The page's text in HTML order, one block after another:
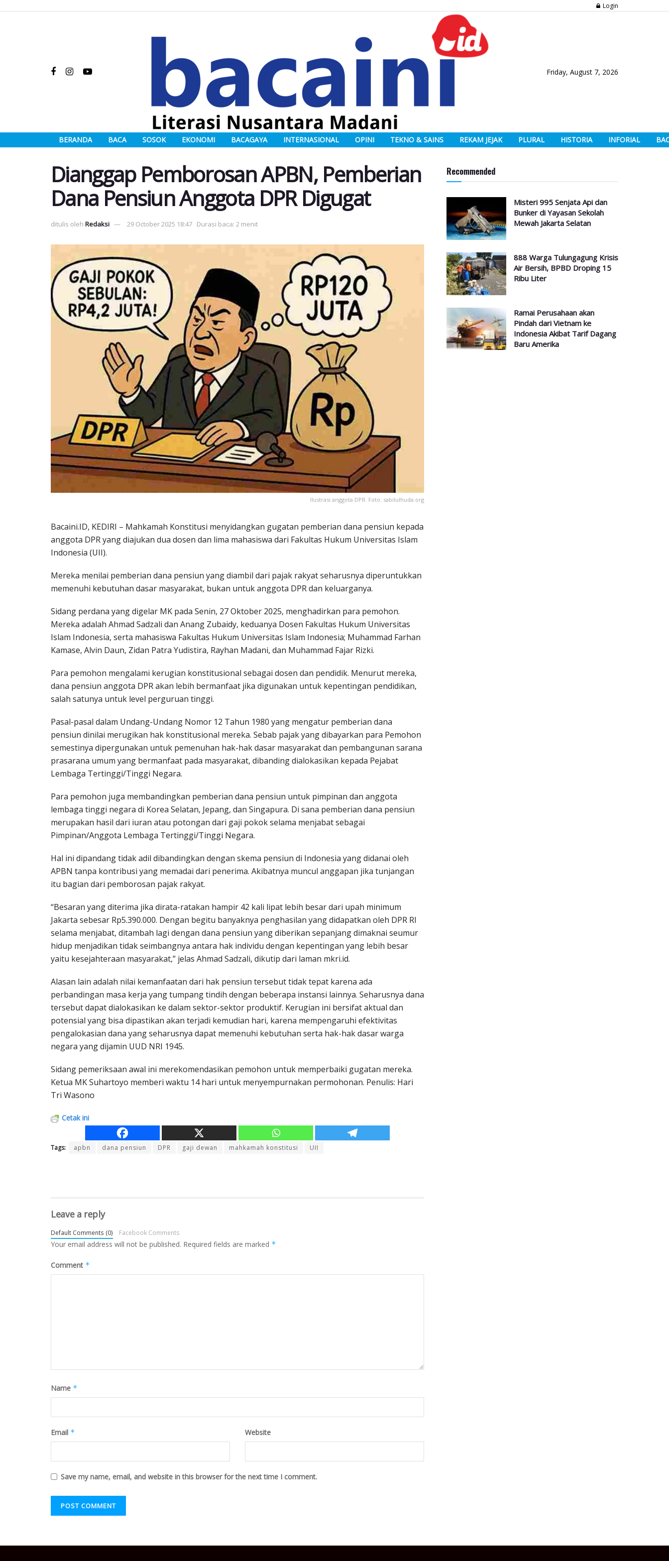
Login
Friday, August 7, 2026
BERANDA BACA SOSOK EKONOMI BACAGAYA INTERNASIONAL OPINI TEKNO & SAINS REKAM JEJAK PLURAL HISTORIA INFORIAL
Dianggap Pemborosan APBN, Pemberian
Dana Pensiun Anggota DPR Digugat
ditulis oleh Redaksi 29 October 2025 18:47 Durasi baca: 2 menit
Ilustrasi anggota DPR. Foto: sabilulhuda.org
Bacaini.ID, KEDIRI – Mahkamah Konstitusi menyidangkan gugatan pemberian dana pensiun kepada
anggota DPR yang diajukan dua dosen dan lima mahasiswa dari Fakultas Hukum Universitas Islam
Indonesia (UII).
Mereka menilai pemberian dana pensiun yang diambil dari pajak rakyat seharusnya diperuntukkan
memenuhi kebutuhan dasar masyarakat, bukan untuk anggota DPR dan keluarganya.
Sidang perdana yang digelar MK pada Senin, 27 Oktober 2025, menghadirkan para pemohon.
Mereka adalah Ahmad Sadzali dan Anang Zubaidy, keduanya Dosen Fakultas Hukum Universitas
Islam Indonesia, serta mahasiswa Fakultas Hukum Universitas Islam Indonesia; Muhammad Farhan
Kamase, Alvin Daun, Zidan Patra Yudistira, Rayhan Madani, dan Muhammad Fajar Rizki.
Para pemohon mengalami kerugian konstitusional sebagai dosen dan pendidik. Menurut mereka,
dana pensiun anggota DPR akan lebih bermanfaat jika digunakan untuk kepentingan pendidikan,
salah satunya untuk level perguruan tinggi.
Pasal-pasal dalam Undang-Undang Nomor 12 Tahun 1980 yang mengatur pemberian dana
pensiun dinilai merugikan hak konstitusional mereka. Sebab pajak yang dibayarkan para Pemohon
semestinya dipergunakan untuk pemenuhan hak-hak dasar masyarakat dan pembangunan sarana
prasarana umum yang bermanfaat pada masyarakat, dibanding dialokasikan kepada Pejabat
Lembaga Tertinggi/Tinggi Negara.
Para pemohon juga membandingkan pemberian dana pensiun untuk pimpinan dan anggota
lembaga tinggi negara di Korea Selatan, Jepang, dan Singapura. Di sana pemberian dana pensiun
merupakan hasil dari iuran atau potongan dari gaji pokok selama menjabat sebagai
Pimpinan/Anggota Lembaga Tertinggi/Tinggi Negara.
Hal ini dipandang tidak adil dibandingkan dengan skema pensiun di Indonesia yang didanai oleh
APBN tanpa kontribusi yang memadai dari penerima. Akibatnya muncul anggapan jika tunjangan
itu bagian dari pemborosan pajak rakyat.
“Besaran yang diterima jika dirata-ratakan hampir 42 kali lipat lebih besar dari upah minimum
Jakarta sebesar Rp5.390.000. Dengan begitu banyaknya penghasilan yang didapatkan oleh DPR RI
selama menjabat, ditambah lagi dengan dana pensiun yang diberikan sepanjang dimaknai seumur
hidup menjadikan tidak seimbangnya antara hak individu dengan kepentingan yang lebih besar
yaitu kesejahteraan masyarakat,” jelas Ahmad Sadzali, dikutip dari laman mkri.id.
Alasan lain adalah nilai kemanfaatan dari hak pensiun tersebut tidak tepat karena ada
perbandingan masa kerja yang tumpang tindih dengan beberapa instansi lainnya. Seharusnya dana
tersebut dapat dialokasikan ke dalam sektor-sektor produktif. Kerugian ini bersifat aktual dan
potensial yang bisa dipastikan akan terjadi kemudian hari, karena mempengaruhi efektivitas
pengalokasian dana yang seharusnya dapat memenuhi kebutuhan serta hak-hak dasar warga
negara yang dijamin UUD NRI 1945.
Sidang pemeriksaan awal ini merekomendasikan pemohon untuk memperbaiki gugatan mereka.
Ketua MK Suhartoyo memberi waktu 14 hari untuk menyempurnakan permohonan. Penulis: Hari
Tri Wasono
Cetak ini
Tags: apbn dana pensiun DPR gaji dewan mahkamah konstitusi UII
Leave a reply
Default Comments (0) Facebook Comments
Your email address will not be published. Required fields are marked *
Comment *
Name *
Email * Website
Save my name, email, and website in this browser for the next time I comment.
Recommended
Misteri 995 Senjata Api dan
Bunker di Yayasan Sekolah
Mewah Jakarta Selatan
888 Warga Tulungagung Krisis
Air Bersih, BPBD Droping 15
Ribu Liter
Ramai Perusahaan akan
Pindah dari Vietnam ke
Indonesia Akibat Tarif Dagang
Baru Amerika